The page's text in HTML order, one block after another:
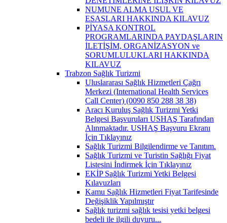
NUMUNE ALMA USUL VE
ESASLARI HAKKINDA KILAVUZ
PİYASA KONTROL
PROGRAMLARINDA PAYDAŞLARIN
İLETİŞİM, ORGANİZASYON ve
SORUMLULUKLARI HAKKINDA
KILAVUZ
Trabzon Sağlık Turizmi
Uluslararası Sağlık Hizmetleri Çağrı
Merkezi (International Health Services
Call Center) (0090 850 288 38 38)
Aracı Kuruluş Sağlık Turizmi Yetki
Belgesi Başvuruları USHAŞ Tarafından
Alınmaktadır. USHAŞ Başvuru Ekranı
İçin Tıklayınız
Sağlık Turizmi Bilgilendirme ve Tanıtım.
Sağlık Turizmi ve Turistin Sağlığı Fiyat
Listesini İndirmek İçin Tıklayınız
EKİP Sağlık Turizmi Yetki Belgesi
Kılavuzları
Kamu Sağlık Hizmetleri Fiyat Tarifesinde
Değişiklik Yapılmıştır
Sağlık turizmi sağlık tesisi yetki belgesi
bedeli ile ilgili duyuru...